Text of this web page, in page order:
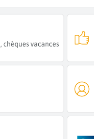
chèques vacances